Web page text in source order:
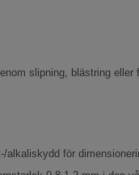
slipning, blästring
alkaliskydd för